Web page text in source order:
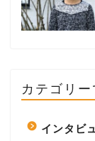
カテゴリー
インタビ